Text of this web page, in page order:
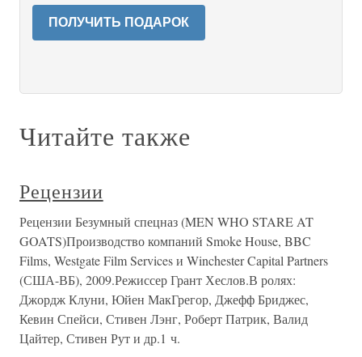
ПОЛУЧИТЬ ПОДАРОК
Читайте также
Рецензии
Рецензии Безумный спецназ (MEN WHO STARE AT
GOATS)Производство компаний Smoke House, BBC
Films, Westgate Film Services и Winchester Capital Partners
(США-ВБ), 2009.Режиссер Грант Хеслов.В ролях:
Джордж Клуни, Юйен МакГрегор, Джефф Бриджес,
Кевин Спейси, Стивен Лэнг, Роберт Патрик, Валид
Цайтер, Стивен Рут и др.1 ч.